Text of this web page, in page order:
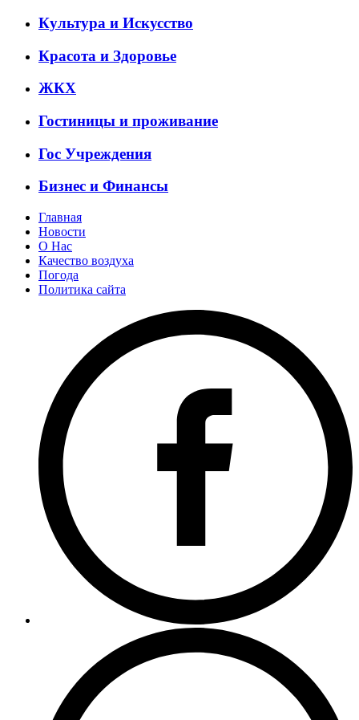
Культура и Искусство
Красота и Здоровье
ЖКХ
Гостиницы и проживание
Гос Учреждения
Бизнес и Финансы
Главная
Новости
О Нас
Качество воздуха
Погода
Политика сайта